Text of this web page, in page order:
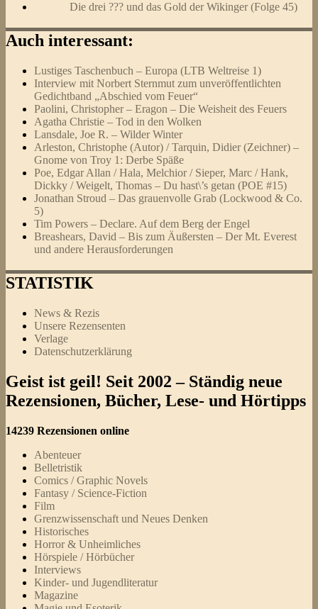
Die drei ??? und das Gold der Wikinger (Folge 45)
Auch interessant:
Lustiges Taschenbuch – Europa (LTB Weltreise 1)
Interview mit Norbert Sternmut zum unveröffentlichten
Gedichtband „Abschied vom Feuer“
Paolini, Christopher – Eragon – Die Weisheit des Feuers
Agatha Christie – Tod in den Wolken
Lansdale, Joe R. – Wilder Winter
Arleston, Christophe (Autor) / Tarquin, Didier (Zeichner) –
Gnome von Troy 1: Derbe Späße
Poe, Edgar Allan / Hala, Melchior / Sieper, Marc / Hank,
Dickky / Weigelt, Thomas – Du hast\’s getan (POE #15)
Jonathan Stroud – Das grauenvolle Grab (Lockwood & Co.
5)
Tim Powers – Declare. Auf dem Berg der Engel
Breashears, David – Bis zum Äußersten – Der Mt. Everest
und andere Herausforderungen
STATISTIK
News & Rezis
Unsere Rezensenten
Verlage
Datenschutzerklärung
Geist ist geil! Seit 2002 – Ständig neue
Rezensionen, Bücher, Lese- und Hörtipps
14239 Rezensionen online
Abenteuer
Belletristik
Comics / Graphic Novels
Fantasy / Science-Fiction
Film
Grenzwissenschaft und Neues Denken
Historisches
Horror & Unheimliches
Hörspiele / Hörbücher
Interviews
Kinder- und Jugendliteratur
Magazine